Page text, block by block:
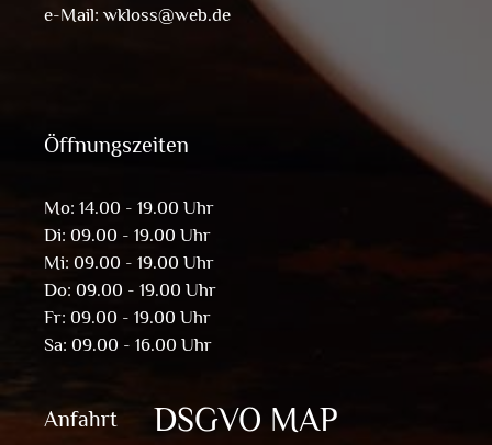
e-Mail: wkloss@web.de
Öffnungszeiten
Mo: 14.00 - 19.00 Uhr
Di: 09.00 - 19.00 Uhr
Mi: 09.00 - 19.00 Uhr
Do: 09.00 - 19.00 Uhr
Fr: 09.00 - 19.00 Uhr
Sa: 09.00 - 16.00 Uhr
Anfahrt DSGVO MAP